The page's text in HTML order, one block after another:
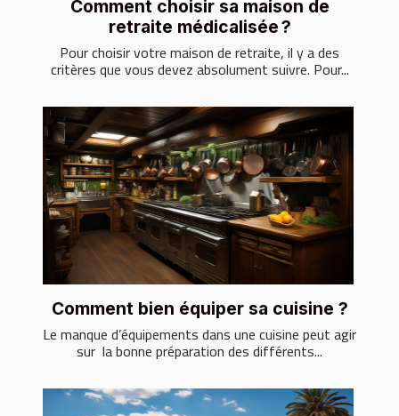
Comment choisir sa maison de
retraite médicalisée ?
Pour choisir votre maison de retraite, il y a des
critères que vous devez absolument suivre. Pour...
Comment bien équiper sa cuisine ?
Le manque d’équipements dans une cuisine peut agir
sur la bonne préparation des différents...